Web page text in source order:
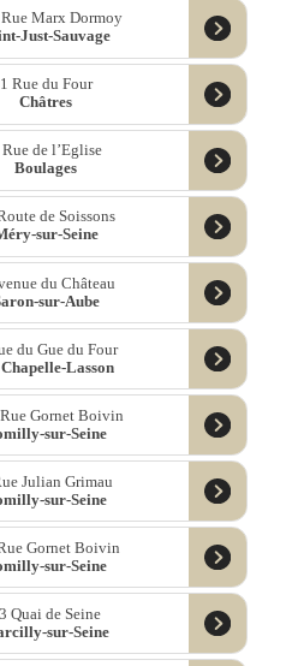
Marx Dormoy
Just-Sauvage
1 Rue du Four
Châtres
de l’Eglise
Boulages
de Soissons
sur-Seine
du Château
sur-Aube
du Gue du Four
Lasson
Gornet Boivin
sur-Seine
Julian Grimau
sur-Seine
Gornet Boivin
sur-Seine
Quai de Seine
sur-Seine